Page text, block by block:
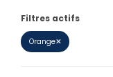
Calendriers
Filtres actifs
Orange✕